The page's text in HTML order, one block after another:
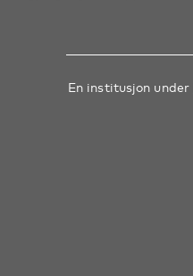
En institusjon under